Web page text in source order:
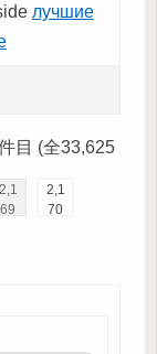
лучшие
目 (全33,625
2,1
69
2,1
70